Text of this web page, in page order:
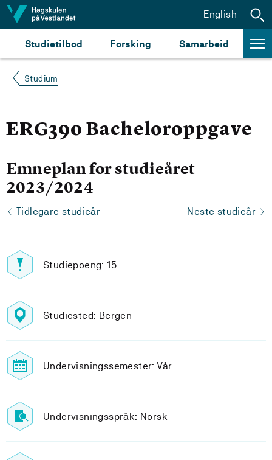
Hopp til innhald
Studietilbod Forsking Samarbeid
English
Studium
ERG390 Bacheloroppgave
Emneplan for studieåret
2023/2024
Tidlegare studieår Neste studieår
Studiepoeng: 15
Studiested: Bergen
Undervisningssemester: Vår
Undervisningsspråk: Norsk